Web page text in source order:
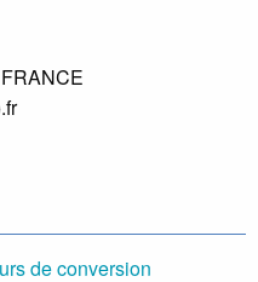
de conversion